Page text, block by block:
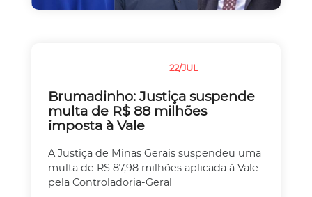
22/JUL
Brumadinho: Justiça suspende
multa de R$ 88 milhões
imposta à Vale
A Justiça de Minas Gerais suspendeu uma
multa de R$ 87,98 milhões aplicada à Vale
pela Controladoria-Geral